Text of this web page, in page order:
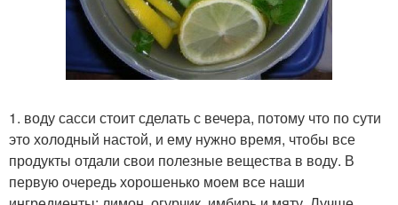
1. воду сасси стоит сделать с вечера, потому что по сути
это холодный настой, и ему нужно время, чтобы все
продукты отдали свои полезные вещества в воду. В
первую очередь хорошенько моем все наши